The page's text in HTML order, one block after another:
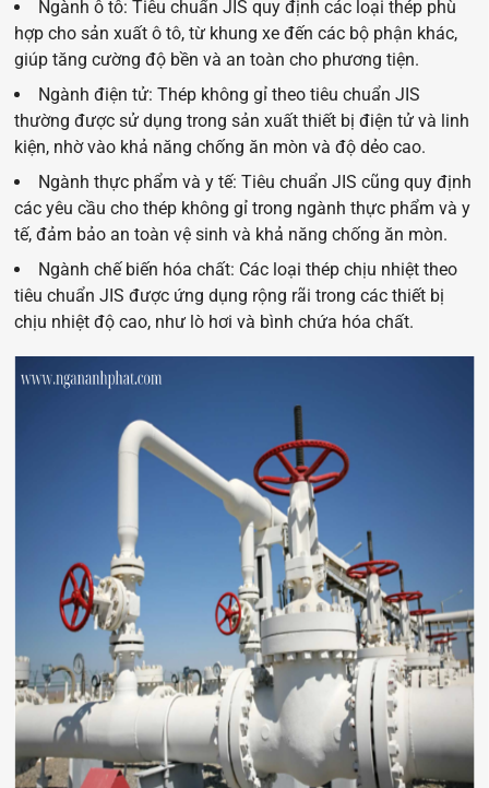
Ngành ô tô: Tiêu chuẩn JIS quy định các loại thép phù
hợp cho sản xuất ô tô, từ khung xe đến các bộ phận khác,
giúp tăng cường độ bền và an toàn cho phương tiện.
Ngành điện tử: Thép không gỉ theo tiêu chuẩn JIS
thường được sử dụng trong sản xuất thiết bị điện tử và linh
kiện, nhờ vào khả năng chống ăn mòn và độ dẻo cao.
Ngành thực phẩm và y tế: Tiêu chuẩn JIS cũng quy định
các yêu cầu cho thép không gỉ trong ngành thực phẩm và y
tế, đảm bảo an toàn vệ sinh và khả năng chống ăn mòn.
Ngành chế biến hóa chất: Các loại thép chịu nhiệt theo
tiêu chuẩn JIS được ứng dụng rộng rãi trong các thiết bị
chịu nhiệt độ cao, như lò hơi và bình chứa hóa chất.